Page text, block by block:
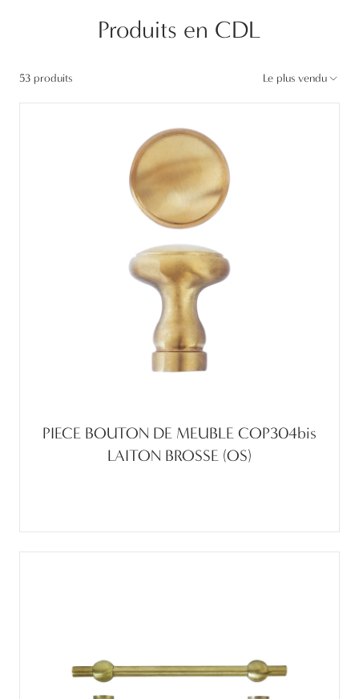
Produits en CDL
53 produits Le plus vendu
PIECE BOUTON DE MEUBLE COP304bis
LAITON BROSSE (OS)